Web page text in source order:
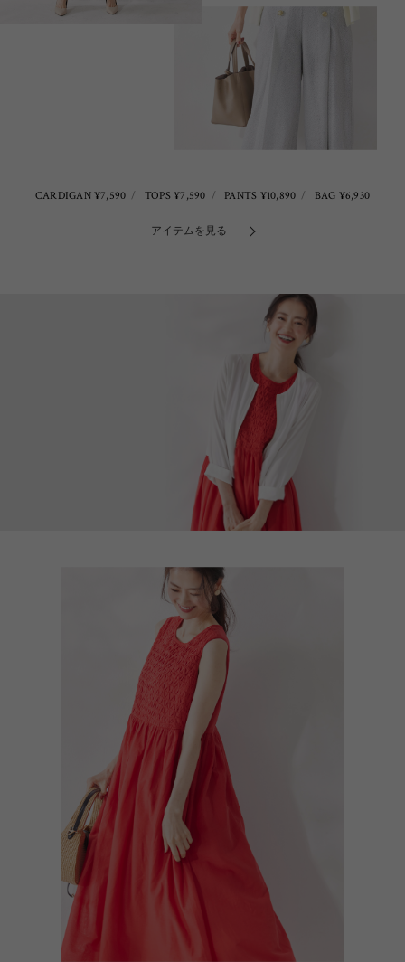
CARDIGAN ¥7,590 TOPS ¥7,590 PANTS ¥10,890 BAG ¥6,930
アイテムを見る